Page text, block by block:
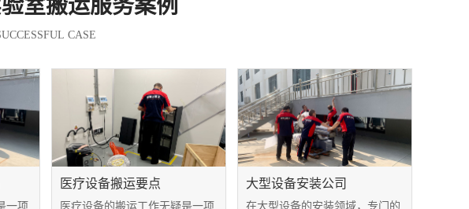
室搬运服务案例
CASE
一项
医疗设备搬运要点
医疗设备的搬运工作无疑是一项
大型设备安装公司
在大型设备的安装领域，专门的